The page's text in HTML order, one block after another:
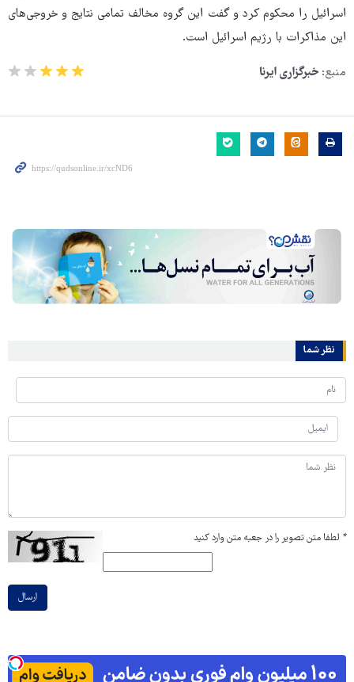
اسرائیل را محکوم کرد و گفت این گروه مخالف تمامی نتایج و خروجی‌های
این مذاکرات با رژیم اسرائیل است.
منبع: خبرگزاری ایرنا
نظر شما
* لطفا متن تصویر را در جعبه متن وارد کنید
ارسال